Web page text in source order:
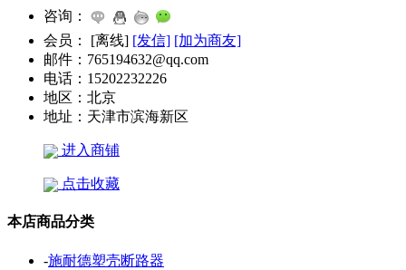
咨询：
会员：
[离线] [发信] [加为商友]
邮件： 765194632@qq.com
电话： 15202232226
地区： 北京
地址： 天津市滨海新区
进入商铺
点击收藏
本店商品分类
-施耐德塑壳断路器